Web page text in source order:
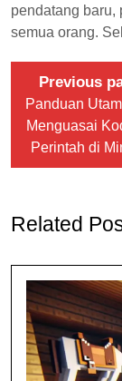
pendatang baru,
semua orang.
Previous
Panduan
Menguasai
Perintah di
Related